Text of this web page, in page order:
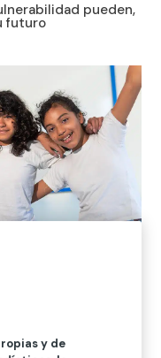
pueden,
futuro
y jóvenes de
y de